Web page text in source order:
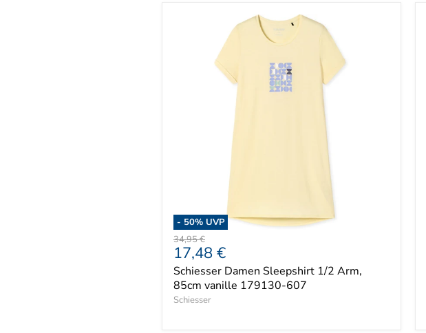
- 50% UVP
Ursprünglicher
Preis
34,95 €
Aktueller
Preis
17,48 €
Schiesser Damen Sleepshirt 1/2 Arm,
85cm vanille 179130-607
Schiesser